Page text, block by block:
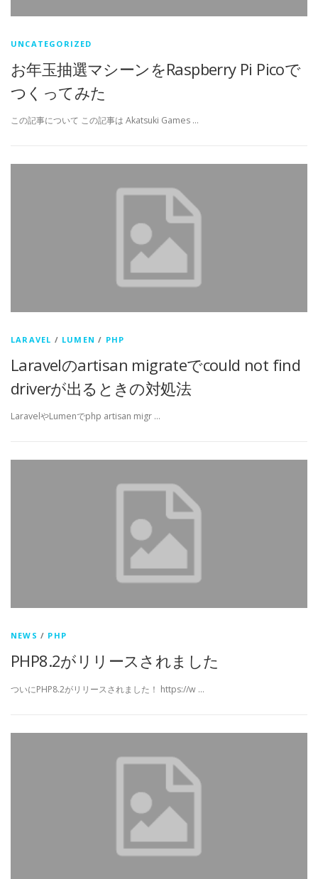
UNCATEGORIZED
お年玉抽選マシーンをRaspberry Pi Picoで
つくってみた
この記事について この記事は Akatsuki Games …
LARAVEL / LUMEN / PHP
Laravelのartisan migrateでcould not find
driverが出るときの対処法
LaravelやLumenでphp artisan migr …
NEWS / PHP
PHP8.2がリリースされました
ついにPHP8.2がリリースされました！ https://w …